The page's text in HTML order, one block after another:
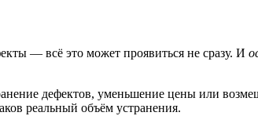
— всё это может проявиться не сразу. И
дефектов, уменьшение цены или
реальный объём устранения.